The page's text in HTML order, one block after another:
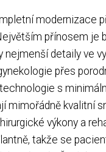
modernizace
přínosem je
detaily ve
přes
s
mimořádně kvalitní
výkony a
takže se